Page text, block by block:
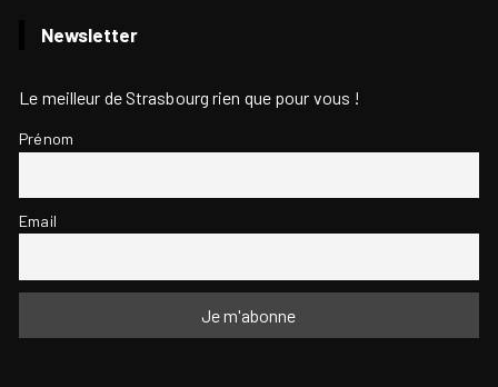
Newsletter
Le meilleur de Strasbourg rien que pour vous !
Prénom
Email